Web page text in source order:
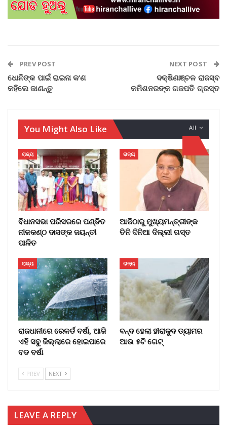
PREV POST
ଧୋନିଙ୍କ ପାଇଁ ରାଇନା କ’ଣ
କହିଲେ ଜାଣନ୍ତୁ
NEXT POST
ଦକ୍ଷିଣାଞ୍ଚଳ ରାଜସ୍ବ
କମିଶନରଙ୍କ ଗଜପତି ଗ୍ରସ୍ତ
All
You Might Also Like
ରାଜ୍ୟ
ବିଧାନସଭା ପରିସରରେ ପଣ୍ଡିତ
ନୀଳକଣ୍ଠ ଦାସଙ୍କ ଜୟନ୍ତୀ
ପାଳିତ
ରାଜ୍ୟ
ଆଜିଠାରୁ ମୁଖ୍ୟମନ୍ତ୍ରୀଙ୍କ
ତିନି ଦିନିଆ ଦିଲ୍ଲୀ ଗସ୍ତ
ରାଜ୍ୟ
ରାଜଧାନୀରେ ରେକର୍ଡ ବର୍ଷା, ଆଜି
ଏହି ସବୁ ଜିଲ୍ଲାରେ ହୋଇପାରେ
ବଡ ବର୍ଷା
ରାଜ୍ୟ
ବନ୍ଦ ହେଲା ହୀରାକୁଦ ଡ୍ୟାମର
ଆଉ ୫ଟି ଗେଟ୍
PREV NEXT
LEAVE A REPLY